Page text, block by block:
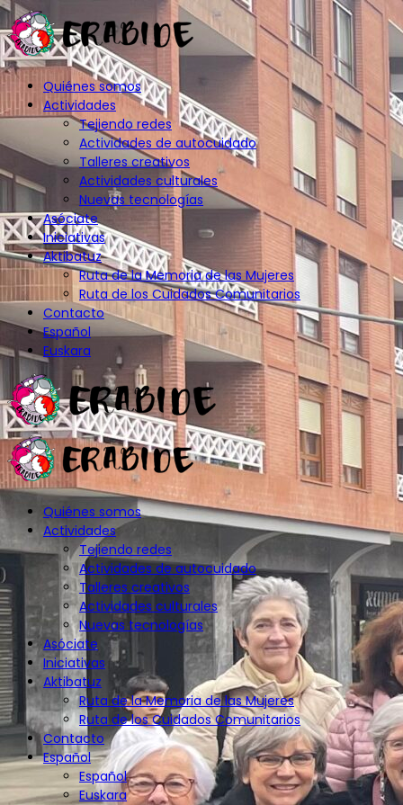
Quiénes somos
Actividades
Tejiendo redes
Actividades de autocuidado
Talleres creativos
Actividades culturales
Nuevas tecnologías
Asóciate
Iniciativas
Aktibatuz
Ruta de la Memoria de las Mujeres
Ruta de los Cuidados Comunitarios
Contacto
Español
Euskara
Quiénes somos
Actividades
Tejiendo redes
Actividades de autocuidado
Talleres creativos
Actividades culturales
Nuevas tecnologías
Asóciate
Iniciativas
Aktibatuz
Ruta de la Memoria de las Mujeres
Ruta de los Cuidados Comunitarios
Contacto
Español
Español
Euskara